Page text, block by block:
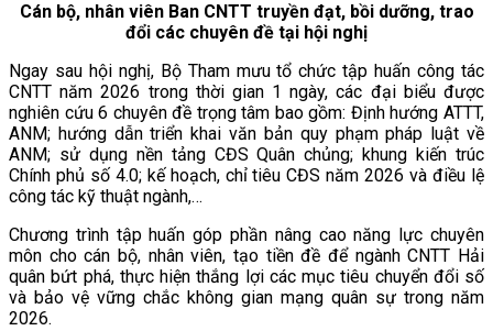
Cán bộ, nhân viên Ban CNTT truyền đạt, bồi dưỡng, trao
đổi các chuyên đề tại hội nghị
Ngay sau hội nghị, Bộ Tham mưu tổ chức tập huấn công tác
CNTT năm 2026 trong thời gian 1 ngày, các đại biểu được
nghiên cứu 6 chuyên đề trọng tâm bao gồm: Định hướng ATTT,
ANM; hướng dẫn triển khai văn bản quy phạm pháp luật về
ANM; sử dụng nền tảng CĐS Quân chủng; khung kiến trúc
Chính phủ số 4.0; kế hoạch, chỉ tiêu CĐS năm 2026 và điều lệ
công tác kỹ thuật ngành,…
Chương trình tập huấn góp phần nâng cao năng lực chuyên
môn cho cán bộ, nhân viên, tạo tiền đề để ngành CNTT Hải
quân bứt phá, thực hiện thắng lợi các mục tiêu chuyển đổi số
và bảo vệ vững chắc không gian mạng quân sự trong năm
2026.